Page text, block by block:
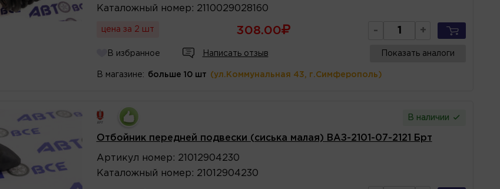
Каталожный номер : 2110029028160
цена за 2 шт 308.00 - +
В избранное Написать отзыв Показать аналоги
В магазине: больше 10 шт (ул.Коммунальная 43, г.Симферополь)
В наличии
Отбойник передней подвески (сиська малая) ВАЗ-2101-07-2121 Брт
Артикул номер : 21012904230
Каталожный номер : 21012904230